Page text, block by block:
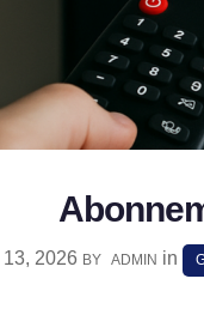
13, 2026 BY ADMIN in